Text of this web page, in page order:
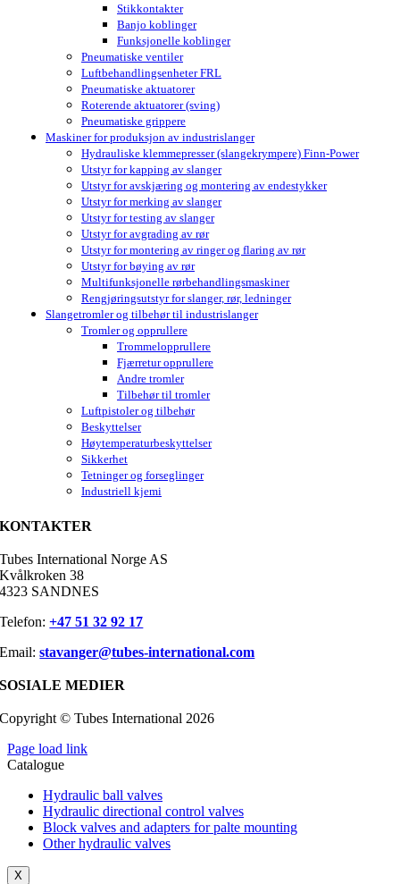
Stikkontakter
Banjo koblinger
Funksjonelle koblinger
Pneumatiske ventiler
Luftbehandlingsenheter FRL
Pneumatiske aktuatorer
Roterende aktuatorer (sving)
Pneumatiske grippere
Maskiner for produksjon av industrislanger
Hydrauliske klemmepresser (slangekrympere) Finn-Power
Utstyr for kapping av slanger
Utstyr for avskjæring og montering av endestykker
Utstyr for merking av slanger
Utstyr for testing av slanger
Utstyr for avgrading av rør
Utstyr for montering av ringer og flaring av rør
Utstyr for bøying av rør
Multifunksjonelle rørbehandlingsmaskiner
Rengjøringsutstyr for slanger, rør, ledninger
Slangetromler og tilbehør til industrislanger
Tromler og opprullere
Trommelopprullere
Fjærretur opprullere
Andre tromler
Tilbehør til tromler
Luftpistoler og tilbehør
Beskyttelser
Høytemperaturbeskyttelser
Sikkerhet
Tetninger og forseglinger
Industriell kjemi
KONTAKTER
Tubes International Norge AS
Kvålkroken 38
4323 SANDNES
Telefon:+47 51 32 92 17
Email:stavanger@tubes-international.com
SOSIALE MEDIER
Copyright © Tubes International 2026
Page load link
Catalogue
Hydraulic ball valves
Hydraulic directional control valves
Block valves and adapters for palte mounting
Other hydraulic valves
X